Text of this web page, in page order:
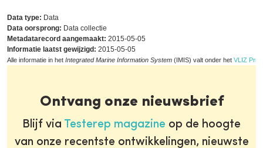
Data type: Data
Data oorsprong: Data collectie
Metadatarecord aangemaakt: 2015-05-05
Informatie laatst gewijzigd: 2015-05-05
Alle informatie in het Integrated Marine Information System (IMIS) valt onder het VLIZ
Ontvang onze nieuwsbrief
Blijf via Testerep magazine op de hoogte
van onze recentste ontwikkelingen, nieuwste